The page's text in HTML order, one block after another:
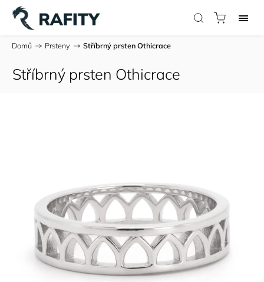
Domů / Prsteny / Stříbrný prsten Othicrace
Stříbrný prsten Othicrace